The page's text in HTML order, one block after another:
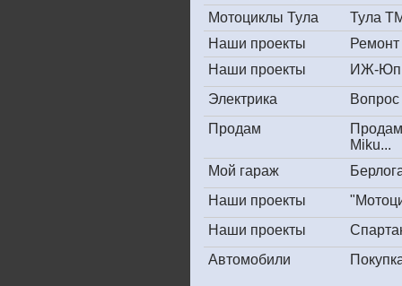
Мотоциклы Тула
Тула
Наши проекты
Наши проекты
ИЖ-
Электрика
Вопрос
Продам
Miku...
Мой гараж
Наши проекты
Наши проекты
Автомобили